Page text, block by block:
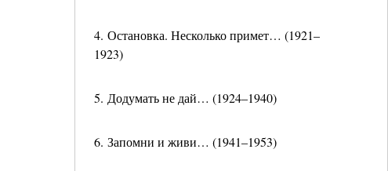
4. Остановка. Несколько примет… (1921–
1923)
5. Додумать не дай… (1924–1940)
6. Запомни и живи… (1941–1953)